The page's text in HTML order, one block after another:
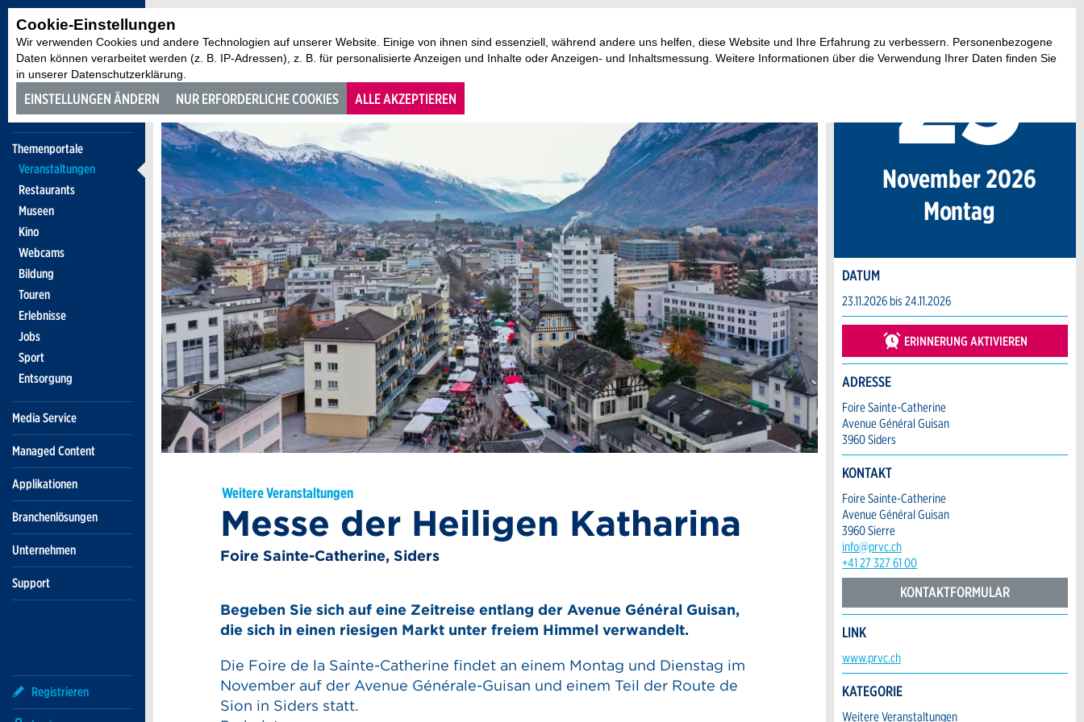
Cookie-Einstellungen
Wir verwenden Cookies und andere Technologien auf unserer Website. Einige von ihnen sind essenziell, während andere uns helfen, diese Website und Ihre Erfahrung zu verbessern. Personenbezogene
Daten können verarbeitet werden (z. B. IP-Adressen), z. B. für personalisierte Anzeigen und Inhalte oder Anzeigen- und Inhaltsmessung. Weitere Informationen über die Verwendung Ihrer Daten finden Sie
in unserer Datenschutzerklärung.
EINSTELLUNGEN ÄNDERN NUR ERFORDERLICHE COOKIES ALLE AKZEPTIEREN
Themenportale
Veranstaltungen
Restaurants
Museen
Kino
Webcams
Bildung
Touren
Erlebnisse
Jobs
Sport
Entsorgung
Media Service
Managed Content
Applikationen
Branchenlösungen
Unternehmen
Support
Registrieren
Weitere Veranstaltungen
Messe der Heiligen Katharina
Foire Sainte-Catherine, Siders
Begeben Sie sich auf eine Zeitreise entlang der Avenue Général Guisan,
die sich in einen riesigen Markt unter freiem Himmel verwandelt.
Die Foire de la Sainte-Catherine findet an einem Montag und Dienstag im
November auf der Avenue Générale-Guisan und einem Teil der Route de
Sion in Siders statt.
Montag
23
. November 2026
DATUM
23.11.2026 bis 24.11.2026
ERINNERUNG AKTIVIEREN
ADRESSE
Foire Sainte-Catherine
Avenue Général Guisan
3960 Siders
KONTAKT
Foire Sainte-Catherine
Avenue Général Guisan
3960 Sierre
info@prvc.ch
+41 27 327 61 00
KONTAKTFORMULAR
LINK
www.prvc.ch
KATEGORIE
Weitere Veranstaltungen